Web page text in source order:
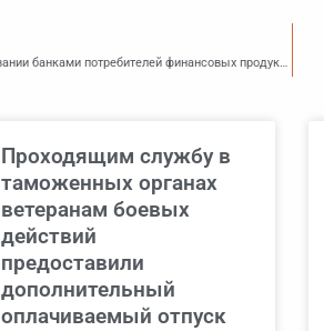
Банк России выявил ряд негативных практик при информировании банками потребителей финансовых продуктов
Проходящим службу в
таможенных органах
ветеранам боевых
действий
предоставили
дополнительный
оплачиваемый отпуск